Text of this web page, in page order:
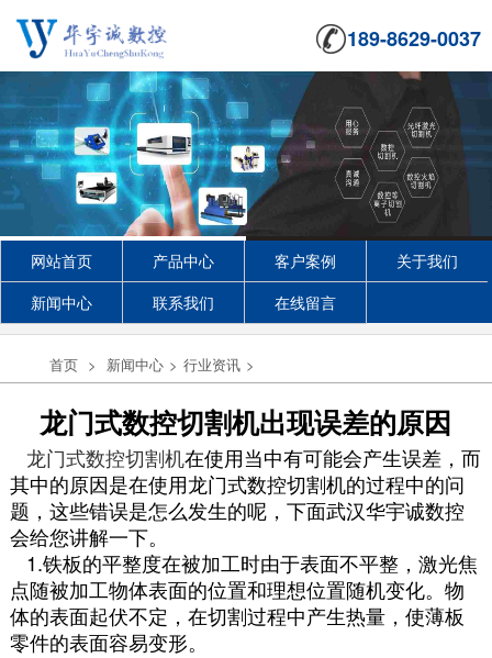
189-8629-0037
网站首页 产品中心 客户案例
关于我们
新闻中心
联系我们 在线留言
首页 > 新闻中心 > 行业资讯 >
龙门式数控切割机出现误差的原因
龙门式数控切割机在使用当中有可能会产生误差，而
其中的原因是在使用龙门式数控切割机的过程中的问
题，这些错误是怎么发生的呢，下面武汉华宇诚数控
会给您讲解一下。
1.铁板的平整度在被加工时由于表面不平整，激光焦
点随被加工物体表面的位置和理想位置随机变化。物
体的表面起伏不定，在切割过程中产生热量，使薄板
零件的表面容易变形。